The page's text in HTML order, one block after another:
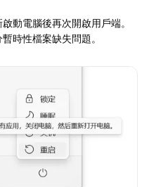
動電腦後再次開啟用戶端。
時性檔案缺失問題。